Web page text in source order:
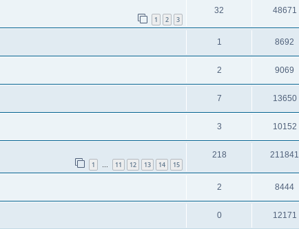
1 2 3
32 48671
1 8692
2 9069
7 13650
3 10152
1 … 11 12 13 14 15
218 211841
2 8444
0 12171